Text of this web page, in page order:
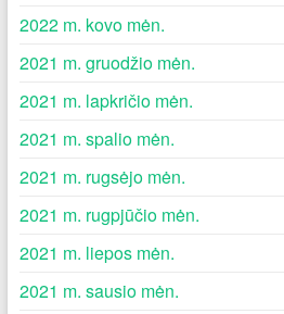
2022 m. kovo mėn.
2021 m. gruodžio mėn.
2021 m. lapkričio mėn.
2021 m. spalio mėn.
2021 m. rugsėjo mėn.
2021 m. rugpjūčio mėn.
2021 m. liepos mėn.
2021 m. sausio mėn.